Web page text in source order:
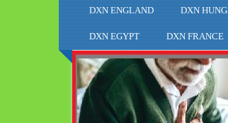
DXN ENGLAND DXN
DXN EGYPT DXN FRANCE